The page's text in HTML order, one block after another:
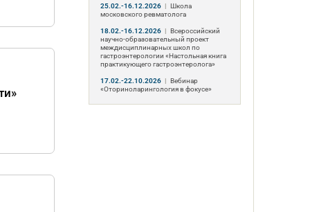
25.02.-16.12.2026 | Школа
московского ревматолога
18.02.-16.12.2026 | Всероссийский
научно-образовательный проект
междисциплинарных школ по
гастроэнтерологии «Настольная книга
практикующего гастроэнтеролога»
17.02.-22.10.2026 | Вебинар
«Оториноларингология в фокусе»